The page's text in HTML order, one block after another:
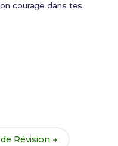
courage dans tes
Révision →